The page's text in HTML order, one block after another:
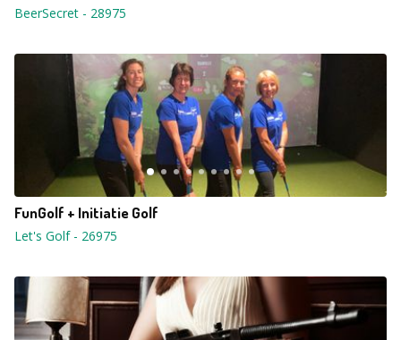
BeerSecret - 28975
FunGolf + Initiatie Golf
Let's Golf- 26975